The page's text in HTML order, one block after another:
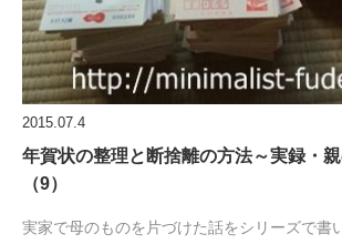
2015.07.4
年賀状の整理と断捨離の方法～実録・
（9）
実家で母のものを片づけた話をシリーズで書